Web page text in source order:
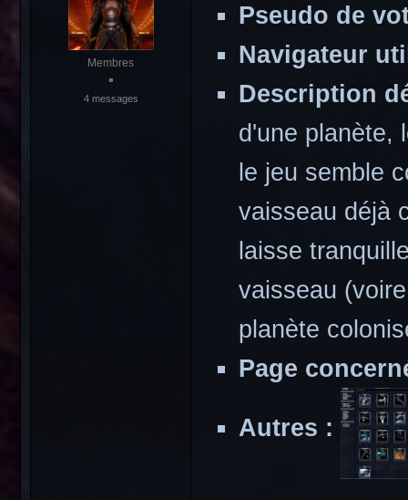
Membres
4 messages
Pseudo de
Navigateur
Description
d'une planète,
le jeu semble
vaisseau déjà
laisse
vaisseau
planète
Page
Autres :